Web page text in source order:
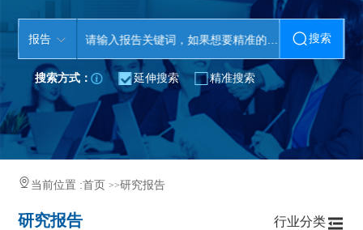
报告 搜索
搜索方式： 延伸搜索 精准搜索
当前位置 :首页>>研究报告
研究报告 行业分类